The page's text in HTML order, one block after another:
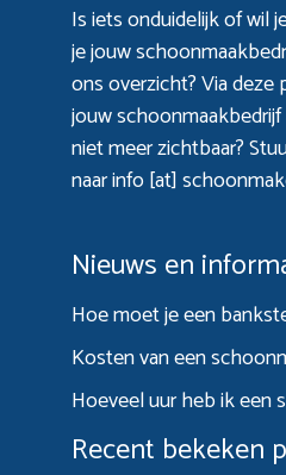
Is iets onduidelijk of wil
je jouw
ons overzicht? Viadeze
jouw
niet meer zichtbaar?
naar info [at]
Nieuws en
Hoe moet je een
Kosten van een
Hoeveel uur heb ik een
Recent bekeken